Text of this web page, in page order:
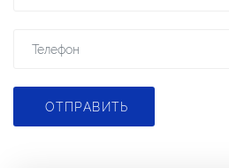
ОТПРАВИТЬ